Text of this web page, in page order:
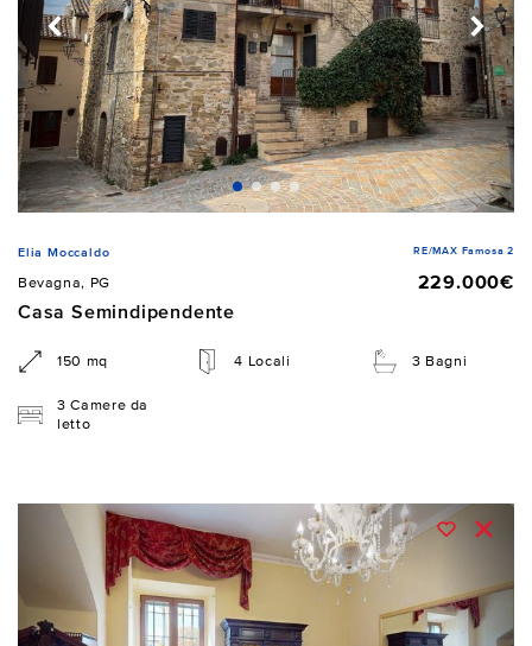
Elia Moccaldo RE/MAX Famosa 2
Bevagna, PG
229.000€
Casa Semindipendente
150 mq 4 Locali 3 Bagni
3 Camere da
letto